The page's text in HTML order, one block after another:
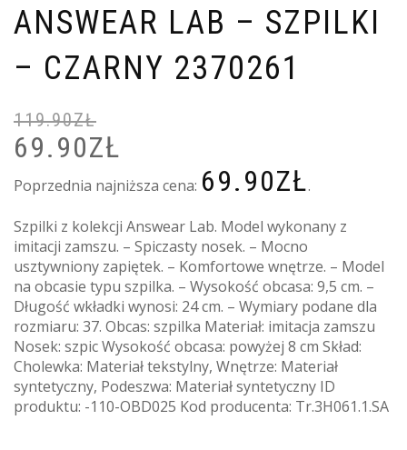
ANSWEAR LAB – SZPILKI
– CZARNY 2370261
119.90ZŁ
PIERWOTNA
CENA
119.90ZŁ.
69.90ZŁ
Poprzednia najniższa cena: 69.90ZŁ.
Szpilki z kolekcji Answear Lab. Model wykonany z
imitacji zamszu. – Spiczasty nosek. – Mocno
usztywniony zapiętek. – Komfortowe wnętrze. – Model
na obcasie typu szpilka. – Wysokość obcasa: 9,5 cm. –
Długość wkładki wynosi: 24 cm. – Wymiary podane dla
rozmiaru: 37. Obcas: szpilka Materiał: imitacja zamszu
Nosek: szpic Wysokość obcasa: powyżej 8 cm Skład:
Cholewka: Materiał tekstylny, Wnętrze: Materiał
syntetyczny, Podeszwa: Materiał syntetyczny ID
produktu: -110-OBD025 Kod producenta: Tr.3H061.1.SA